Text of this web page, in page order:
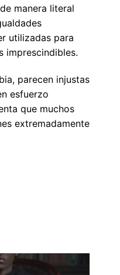
manera literal
utilizadas para
imprescindibles.
parecen injustas
esfuerzo
que muchos
extremadamente